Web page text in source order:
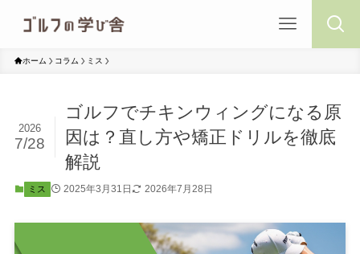
ホーム コラム ミス
ゴルフでチキンウィングになる原
因は？直し方や矯正ドリルを徹底
解説
2026
7/28
ミス 2025年3月31日 2026年7月28日